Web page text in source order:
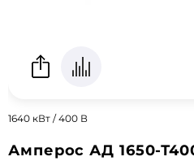
1640 кВт / 400 В
Амперос АД 1650-